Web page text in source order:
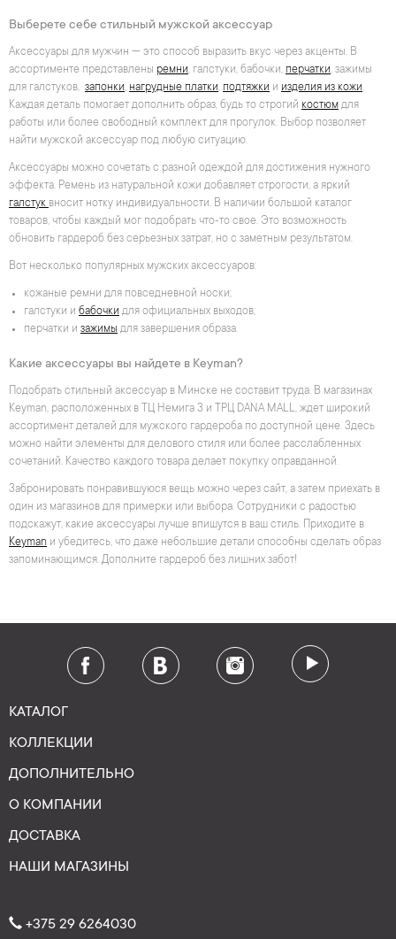
Выберете себе стильный мужской аксессуар
Аксессуары для мужчин — это способ выразить вкус через акценты. В
ассортименте представлены ремни, галстуки, бабочки, перчатки, зажимы
для галстуков, запонки, нагрудные платки, подтяжки и изделия из кожи.
Каждая деталь помогает дополнить образ, будь то строгий костюм для
работы или более свободный комплект для прогулок. Выбор позволяет
найти мужской аксессуар под любую ситуацию.
Аксессуары можно сочетать с разной одеждой для достижения нужного
эффекта. Ремень из натуральной кожи добавляет строгости, а яркий
галстук вносит нотку индивидуальности. В наличии большой каталог
товаров, чтобы каждый мог подобрать что-то свое. Это возможность
обновить гардероб без серьезных затрат, но с заметным результатом.
Вот несколько популярных мужских аксессуаров:
кожаные ремни для повседневной носки;
галстуки и бабочки для официальных выходов;
перчатки и зажимы для завершения образа.
Какие аксессуары вы найдете в Keyman?
Подобрать стильный аксессуар в Минске не составит труда. В магазинах
Keyman, расположенных в ТЦ Немига 3 и ТРЦ DANA MALL, ждет широкий
ассортимент деталей для мужского гардероба по доступной цене. Здесь
можно найти элементы для делового стиля или более расслабленных
сочетаний. Качество каждого товара делает покупку оправданной.
Забронировать понравившуюся вещь можно через сайт, а затем приехать в
один из магазинов для примерки или выбора. Сотрудники с радостью
подскажут, какие аксессуары лучше впишутся в ваш стиль. Приходите в
Keyman и убедитесь, что даже небольшие детали способны сделать образ
запоминающимся. Дополните гардероб без лишних забот!
КАТАЛОГ
КОЛЛЕКЦИИ
ДОПОЛНИТЕЛЬНО
О КОМПАНИИ
ДОСТАВКА
НАШИ МАГАЗИНЫ
+375 29 6264030